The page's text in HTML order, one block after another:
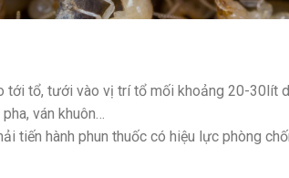
tới tổ, tưới vào vị trí tổ mối khoảng 20-
ván khuôn…
tiến hành phun thuốc có hiệu lực phòng